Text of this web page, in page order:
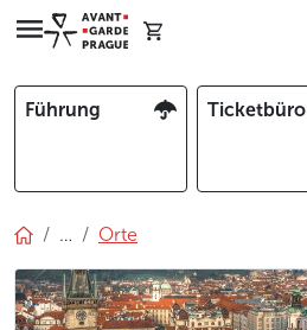
Führung Ticketbüro
… Orte